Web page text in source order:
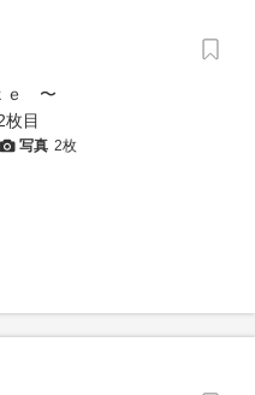
写真 2枚